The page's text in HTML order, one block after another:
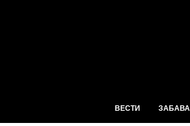
ВЕСТИ ЗАБАВА